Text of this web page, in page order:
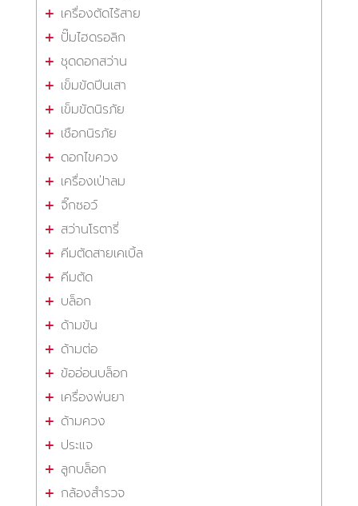
เครื่องตัดไร้สาย
ปั๊มไฮดรอลิก
ชุดดอกสว่าน
เข็มขัดปีนเสา
เข็มขัดนิรภัย
เชือกนิรภัย
ดอกไขควง
เครื่องเป่าลม
จิ๊กซอว์
สว่านโรตารี่
คีมตัดสายเคเบิ้ล
คีมตัด
บล็อก
ด้ามขัน
ด้ามต่อ
ข้ออ่อนบล็อก
เครื่องพ่นยา
ด้ามควง
ประแจ
ลูกบล็อก
กล้องสำรวจ